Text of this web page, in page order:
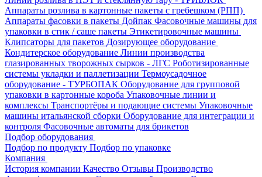
Аппараты розлива в картонные пакеты с гребешком (РПП)
Аппараты фасовки в пакеты Дойпак Фасовочные машины для
упаковки в стик / саше пакеты Этикетировочные машины
Клипсаторы для пакетов Дозирующее оборудование
Кондитерское оборудование Линии производства
глазированных творожных сырков - ЛГС Роботизированные
системы укладки и паллетизации Термоусадочное
оборудование - ТУРБОПАК Оборудование для групповой
упаковки в картонные короба Упаковочные линии и
комплексы Транспортёры и подающие системы Упаковочные
машины итальянской сборки Оборудование для интеграции и
контроля Фасовочные автоматы для брикетов
Подбор оборудования
Подбор по продукту Подбор по упаковке
Компания
История компании Качество Отзывы Производство